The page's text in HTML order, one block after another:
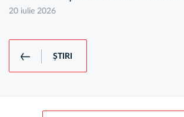
20 iulie 2026
ȘTIRI